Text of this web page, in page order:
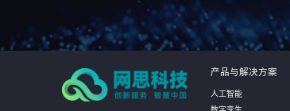
产品与解决方案
人工智能